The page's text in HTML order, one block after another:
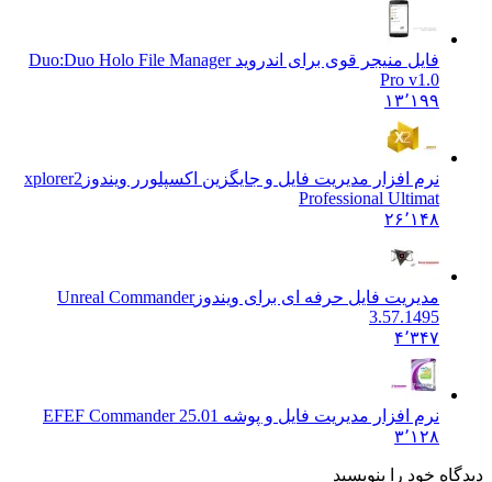
فایل منیجر قوی برای اندروید Duo: Duo Holo File Manager
Pro v1.0
۱۳٬۱۹۹
نرم افزار مدیریت فایل و جایگزین اکسپلورر ویندوز xplorer2
Professional Ultimat
۲۶٬۱۴۸
مدیریت فایل حرفه ای برای ویندوزUnreal Commander
3.57.1495
نرم افزار مدیریت فایل و پوشه EFEF Commander 25.01
خود را بنویسید